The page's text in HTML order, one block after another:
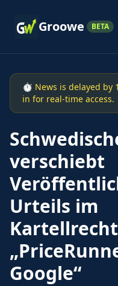
Groowe BETA
⏱ News is delayed by
in for real-time access.
verschiebt
Urteils im
Google“